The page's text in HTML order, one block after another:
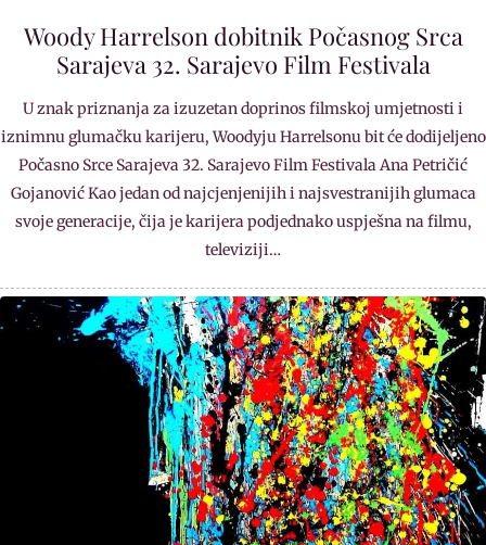
Woody Harrelson dobitnik Počasnog Srca
Sarajeva 32. Sarajevo Film Festivala
U znak priznanja za izuzetan doprinos filmskoj umjetnosti i
iznimnu glumačku karijeru, Woodyju Harrelsonu bit će dodijeljeno
Počasno Srce Sarajeva 32. Sarajevo Film Festivala Ana Petričić
Gojanović Kao jedan od najcjenjenijih i najsvestranijih glumaca
svoje generacije, čija je karijera podjednako uspješna na filmu,
televiziji…